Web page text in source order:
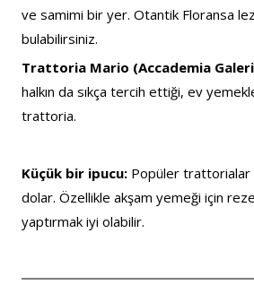
ve samimi bir yer. Otantik Floransa
bulabilirsiniz.
Trattoria Mario (Accademia
halkın da sıkça tercih ettiği, ev
trattoria.
Küçük bir ipucu: Popüler trattorialar
dolar. Özellikle akşam yemeği için
yaptırmak iyi olabilir.